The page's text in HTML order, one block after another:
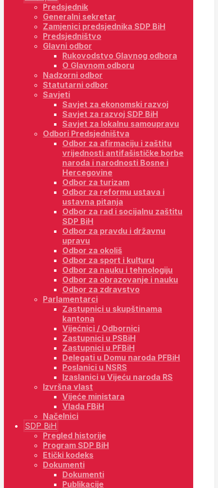
Predsjednik
Generalni sekretar
Zamjenici predsjednika SDP BiH
Predsjedništvo
Glavni odbor
Rukovodstvo Glavnog odbora
O Glavnom odboru
Nadzorni odbor
Statutarni odbor
Savjeti
Savjet za ekonomski razvoj
Savjet za razvoj SDP BiH
Savjet za lokalnu samoupravu
Odbori Predsjedništva
Odbor za afirmaciju i zaštitu
vrijednosti antifašističke borbe
naroda i narodnosti Bosne i
Hercegovine
Odbor za turizam
Odbor za reformu ustava i
ustavna pitanja
Odbor za rad i socijalnu zaštitu
SDP BiH
Odbor za pravdu i državnu
upravu
Odbor za okoliš
Odbor za sport i kulturu
Odbor za nauku i tehnologiju
Odbor za obrazovanje i nauku
Odbor za zdravstvo
Parlamentarci
Zastupnici u skupštinama
kantona
Vijećnici / Odbornici
Zastupnici u PSBiH
Zastupnici u PFBiH
Delegati u Domu naroda PFBiH
Poslanici u NSRS
Izaslanici u Vijeću naroda RS
Izvršna vlast
Vijeće ministara
Vlada FBiH
Načelnici
SDP BiH
Pregled historije
Program SDP BiH
Etički kodeks
Dokumenti
Dokumenti
Publikacije